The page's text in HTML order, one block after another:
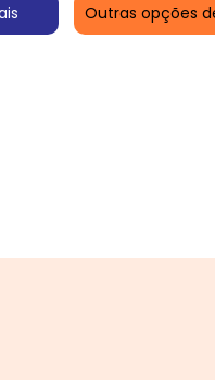
Outras opções